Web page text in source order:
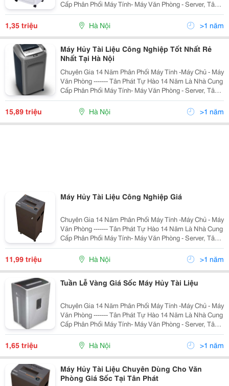
Cấp Phân Phối Máy Tính- Máy Văn Phòng - Server, Tân
Phát Cam Kết Đảm Bảo Mang Tới Cho Quý Khách
Những Sản Phẩm Với Mức Giá Rẻ Nhất Hà Nội,
1,35 triệu Hà Nội >1 năm
Máy Hủy Tài Liệu Công Nghiệp Tốt Nhất Rẻ
Nhất Tại Hà Nội
Chuyên Gia 14 Năm Phân Phối Máy Tính -Máy Chủ - Máy
Văn Phòng ------- Tân Phát Tự Hào 14 Năm Là Nhà Cung
Cấp Phân Phối Máy Tính- Máy Văn Phòng - Server, Tân
Phát Cam Kết Đảm Bảo Mang Tới Cho Quý Khách
Những Sản Phẩm Với Mức Giá Rẻ Nhất Hà Nội,
15,89 triệu Hà Nội >1 năm
Máy Hủy Tài Liệu Công Nghiệp Giá
Chuyên Gia 14 Năm Phân Phối Máy Tính -Máy Chủ - Máy
Văn Phòng ------- Tân Phát Tự Hào 14 Năm Là Nhà Cung
Cấp Phân Phối Máy Tính- Máy Văn Phòng - Server, Tân
Phát Cam Kết Đảm Bảo Mang Tới Cho Quý Khách
Những Sản Phẩm Với Mức Giá Rẻ Nhất Hà Nội,
11,99 triệu Hà Nội >1 năm
Tuần Lễ Vàng Giá Sốc Máy Hủy Tài Liệu
Chuyên Gia 14 Năm Phân Phối Máy Tính -Máy Chủ - Máy
Văn Phòng ------- Tân Phát Tự Hào 14 Năm Là Nhà Cung
Cấp Phân Phối Máy Tính- Máy Văn Phòng - Server, Tân
Phát Cam Kết Đảm Bảo Mang Tới Cho Quý Khách
Những Sản Phẩm Với Mức Giá Rẻ Nhất Hà Nội,
1,65 triệu Hà Nội >1 năm
Máy Hủy Tài Liệu Chuyên Dùng Cho Văn
Phòng Giá Sốc Tại Tân Phát